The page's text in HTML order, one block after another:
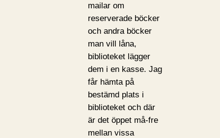
mailar om
reserverade böcker
och andra böcker
man vill låna,
biblioteket lägger
dem i en kasse. Jag
får hämta på
bestämd plats i
biblioteket och där
är det öppet må-fre
mellan vissa